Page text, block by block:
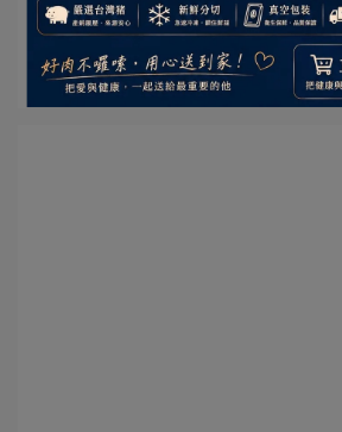
松阪豬肉，來自日本的頂級美食，以
的質地在全球享有盛譽。這種優質⋯
閱讀更多 ->